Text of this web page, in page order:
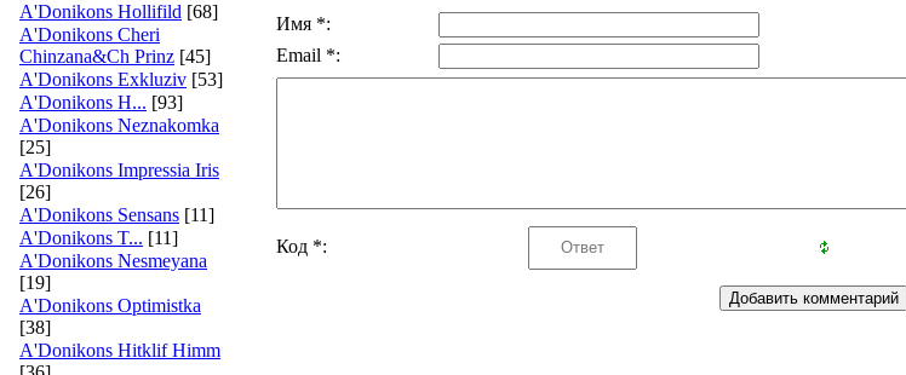
A'Donikons Hollifild [68]
A'Donikons Cheri
Chinzana&Ch Prinz [45]
A'Donikons Exkluziv [53]
A'Donikons H... [93]
A'Donikons Neznakomka
[25]
A'Donikons Impressia Iris
[26]
A'Donikons Sensans [11]
A'Donikons T... [11]
A'Donikons Nesmeyana
[19]
A'Donikons Optimistka
[38]
A'Donikons Hitklif Himm
Имя *:
Email *:
Код *: